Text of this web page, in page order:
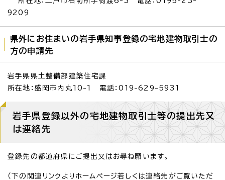
9209
県外にお住まいの岩手県知事登録の宅地建物取引士の
方の申請先
岩手県県土整備部建築住宅課
所在地：盛岡市内丸10-1 電話：019-629-5931
岩手県登録以外の宅地建物取引士等の提出先又
は連絡先
登録先の都道府県にご提出又はお尋ね願います。
（下の関連リンクよりホームページ若しくは連絡先がご覧いただ